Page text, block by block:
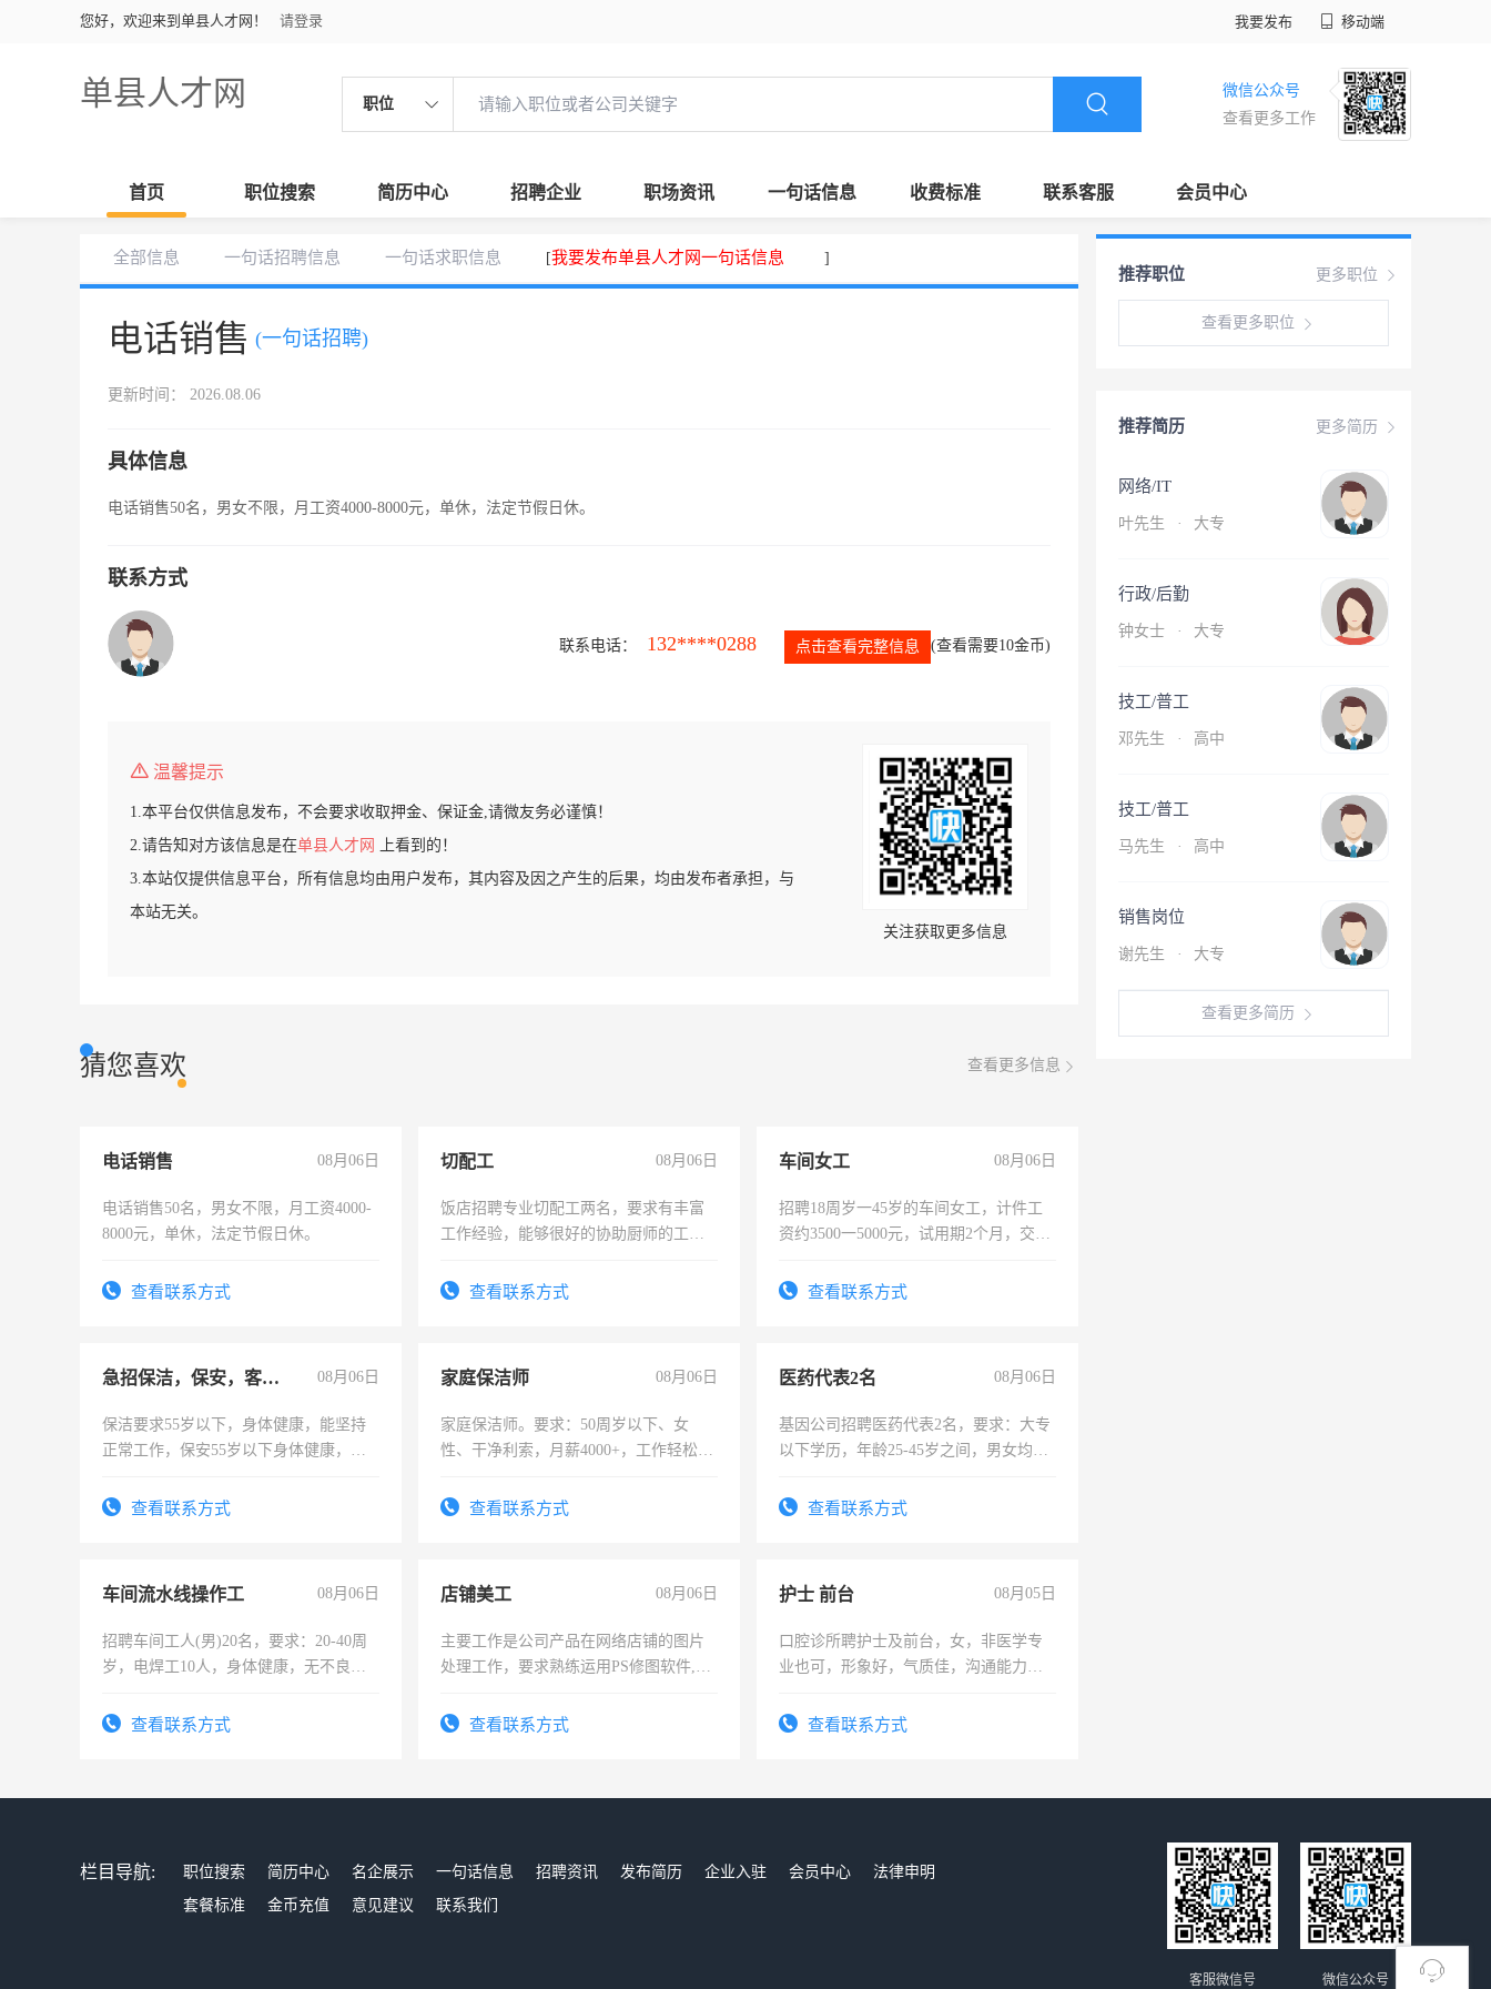
您好，欢迎来到单县人才网！ 请登录 我要发布 移动端
单县人才网 职位
微信公众号
查看更多工作
首页 职位搜索 简历中心 招聘企业 职场资讯 一句话信息 收费标准 联系客服 会员中心
全部信息 一句话招聘信息 一句话求职信息 [我要发布单县人才网一句话信息 ]
电话销售 (一句话招聘)
更新时间： 2026.08.06
具体信息
电话销售50名，男女不限，月工资4000-8000元，单休，法定节假日休。
联系方式
联系电话： 132****0288 点击查看完整信息 (查看需要10金币)
温馨提示
1.本平台仅供信息发布，不会要求收取押金、保证金,请微友务必谨慎！
2.请告知对方该信息是在单县人才网
上看到的！
3.本站仅提供信息平台，所有信息均由用户发布，其内容及因之产生的后果，均由发布者承担，与
本站无关。
关注获取更多信息
猜您喜欢 查看更多信息
电话销售 08月06日
电话销售50名，男女不限，月工资4000-
8000元，单休，法定节假日休。
查看联系方式
切配工 08月06日
饭店招聘专业切配工两名，要求有丰富
工作经验，能够很好的协助厨师的工
4500。查看联系方式
车间女工 08月06日
招聘18周岁一45岁的车间女工，计件工
资约3500一5000元，试用期2个月，交五
查看联系方式
急招保洁，保安，客服，工程 08月06日
保洁要求55岁以下，身体健康，能坚持
正常工作，保安55岁以下身体健康，有
录，客服要求45岁以下高中以上文化，
查看联系方式
家庭保洁师 08月06日
家庭保洁师。要求：50周岁以下、女
性、干净利索，月薪4000+，工作轻松，
太太等。查看联系方式
医药代表2名 08月06日
基因公司招聘医药代表2名，要求：大专
以下学历，年龄25-45岁之间，男女均
表或者有医学资质的优先，底薪+绩效，
查看联系方式
车间流水线操作工 08月06日
招聘车间工人(男)20名，要求：20-40周
岁，电焊工10人，身体健康，无不良嗜
宿，免费发放劳保用品，两班倒，每月
查看联系方式
店铺美工 08月06日
主要工作是公司产品在网络店铺的图片
处理工作，要求熟练运用PS修图软件,工
查看联系方式
护士 前台 08月05日
口腔诊所聘护士及前台，女，非医学专
业也可，形象好，气质佳，沟通能力
查看联系方式
更多职位
推荐职位
查看更多职位
更多简历
推荐简历
网络/IT
叶先生 · 大专
行政/后勤
钟女士 · 大专
技工/普工
邓先生 · 高中
技工/普工
马先生 · 高中
销售岗位
谢先生 · 大专
查看更多简历
栏目导航: 职位搜索 简历中心 名企展示 一句话信息 招聘资讯 发布简历 企业入驻 会员中心
法律申明
套餐标准
金币充值 意见建议 联系我们
微信公众号
客服微信号